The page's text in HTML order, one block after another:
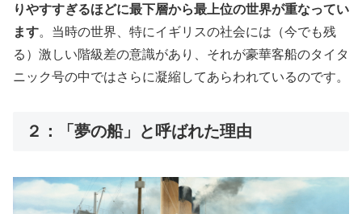
りやすすぎるほどに最下層から最上位の世界が重なってい
ます。当時の世界、特にイギリスの社会には（今でも残
る）激しい階級差の意識があり、それが豪華客船のタイタ
ニック号の中ではさらに凝縮してあらわれているのです。
２：「夢の船」と呼ばれた理由